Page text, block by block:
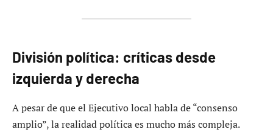
División política: críticas desde
izquierda y derecha
A pesar de que el Ejecutivo local habla de “consenso
amplio”, la realidad política es mucho más compleja.